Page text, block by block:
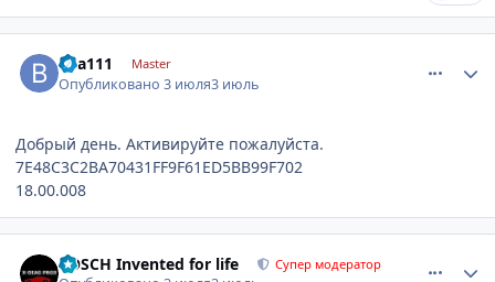
bva111 Master
Опубликовано3 июля3 июль
Добрый день. Активируйте пожалуйста.
7E48C3C2BA70431FF9F61ED5BB99F702
18.00.008
BOSCH Invented for life Супер модератор